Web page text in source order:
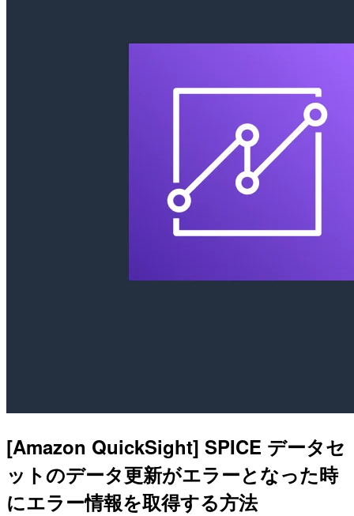
[Amazon QuickSight] SPICE データセ
ットのデータ更新がエラーとなった時
にエラー情報を取得する方法